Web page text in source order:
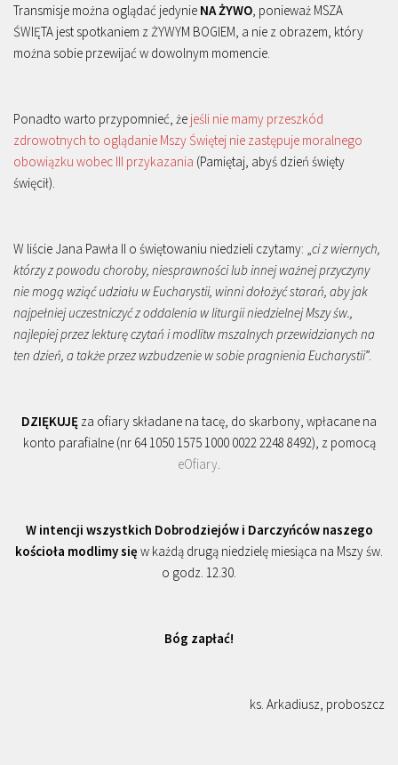
Transmisje można oglądać jedynie NA ŻYWO , ponieważ MSZA
ŚWIĘTA jest spotkaniem z ŻYWYM BOGIEM, a nie z obrazem, który
można sobie przewijać w dowolnym momencie.
Ponadto warto przypomnieć, że jeśli nie mamy przeszkód
zdrowotnych to oglądanie Mszy Świętej nie zastępuje moralnego
obowiązku wobec III przykazania (Pamiętaj, abyś dzień święty
święcił).
W liście Jana Pawła II o świętowaniu niedzieli czytamy: „ ci z wiernych,
którzy z powodu choroby, niesprawności lub innej ważnej przyczyny
nie mogą wziąć udziału w Eucharystii, winni dołożyć starań, aby jak
najpełniej uczestniczyć z oddalenia w liturgii niedzielnej Mszy św.,
najlepiej przez lekturę czytań i modlitw mszalnych przewidzianych na
ten dzień, a także przez wzbudzenie w sobie pragnienia Eucharystii”.
DZIĘKUJĘ za ofiary składane na tacę, do skarbony, wpłacane na
konto parafialne (nr 64 1050 1575 1000 0022 2248 8492), z pomocą
eOfiary
W intencji wszystkich Dobrodziejów i Darczyńców naszego
kościoła modlimy się w każdą drugą niedzielę miesiąca na Mszy św.
o godz. 12.30.
Bóg zapłać!
ks. Arkadiusz, proboszcz